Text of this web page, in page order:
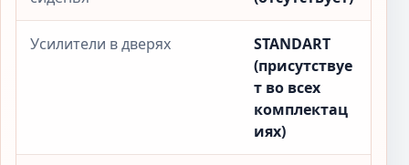
Усилители в дверях
STANDART
(присутствуе
т во всех
комплектац
иях)